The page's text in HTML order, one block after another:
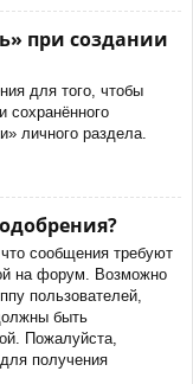
при создании
для того, чтобы
сохранённого
личного раздела.
сообщения требуют
на форум. Возможно
пользователей,
быть
Пожалуйста,
получения